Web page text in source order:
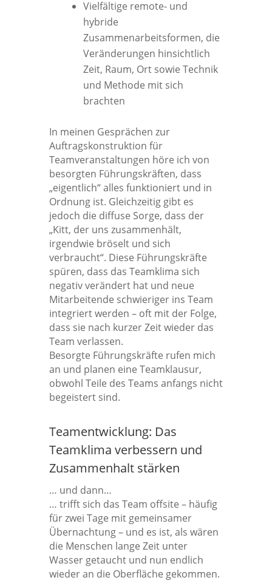
Vielfältige remote- und
hybride
Zusammenarbeitsformen, die
Veränderungen hinsichtlich
Zeit, Raum, Ort sowie Technik
und Methode mit sich
brachten
In meinen Gesprächen zur
Auftragskonstruktion für
Teamveranstaltungen höre ich von
besorgten Führungskräften, dass
„eigentlich“ alles funktioniert und in
Ordnung ist. Gleichzeitig gibt es
jedoch die diffuse Sorge, dass der
„Kitt, der uns zusammenhält,
irgendwie bröselt und sich
verbraucht“. Diese Führungskräfte
spüren, dass das Teamklima sich
negativ verändert hat und neue
Mitarbeitende schwieriger ins Team
integriert werden – oft mit der Folge,
dass sie nach kurzer Zeit wieder das
Team verlassen.
Besorgte Führungskräfte rufen mich
an und planen eine Teamklausur,
obwohl Teile des Teams anfangs nicht
begeistert sind.
Teamentwicklung: Das
Teamklima verbessern und
Zusammenhalt stärken
… und dann…
… trifft sich das Team offsite – häufig
für zwei Tage mit gemeinsamer
Übernachtung – und es ist, als wären
die Menschen lange Zeit unter
Wasser getaucht und nun endlich
wieder an die Oberfläche gekommen.